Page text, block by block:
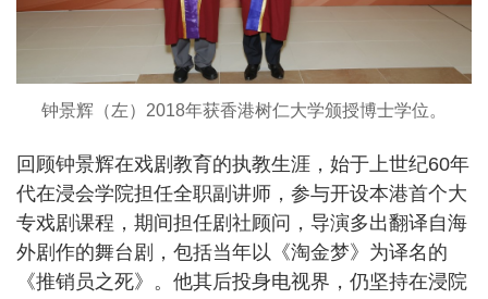
钟景辉（左）2018年获香港树仁大学颁授博士学位。
回顾钟景辉在戏剧教育的执教生涯，始于上世纪60年
代在浸会学院担任全职副讲师，参与开设本港首个大
专戏剧课程，期间担任剧社顾问，导演多出翻译自海
外剧作的舞台剧，包括当年以《淘金梦》为译名的
《推销员之死》。他其后投身电视界，仍坚持在浸院